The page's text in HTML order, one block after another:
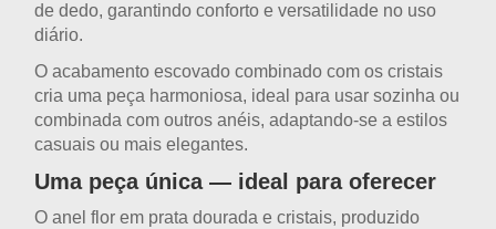
de dedo, garantindo conforto e versatilidade no uso
diário.
O acabamento escovado combinado com os cristais
cria uma peça harmoniosa, ideal para usar sozinha ou
combinada com outros anéis, adaptando-se a estilos
casuais ou mais elegantes.
Uma peça única — ideal para oferecer
O anel flor em prata dourada e cristais, produzido